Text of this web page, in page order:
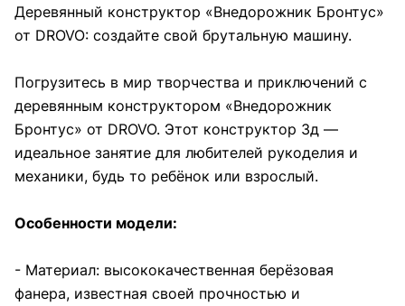
Деревянный конструктор «Внедорожник Бронтус»
от DROVO: создайте свой брутальную машину.
Погрузитесь в мир творчества и приключений с
деревянным конструктором «Внедорожник
Бронтус» от DROVO. Этот конструктор 3д —
идеальное занятие для любителей рукоделия и
механики, будь то ребёнок или взрослый.
Особенности модели:
- Материал: высококачественная берёзовая
фанера, известная своей прочностью и